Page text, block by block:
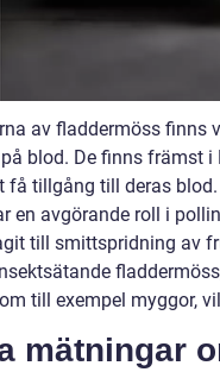
av fladdermöss
blod. De finns främst
tillgång till deras
en avgörande roll i
till smittspridning av
till exempel myggor,
mätningar